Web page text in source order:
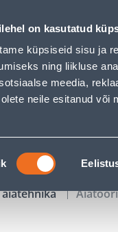
on kasutatud
küpsiseid sisu ja
ning liikluse
meedia,
neile esitanud või
Klienditeenindus
KAMPAANIAD
aiatehnika